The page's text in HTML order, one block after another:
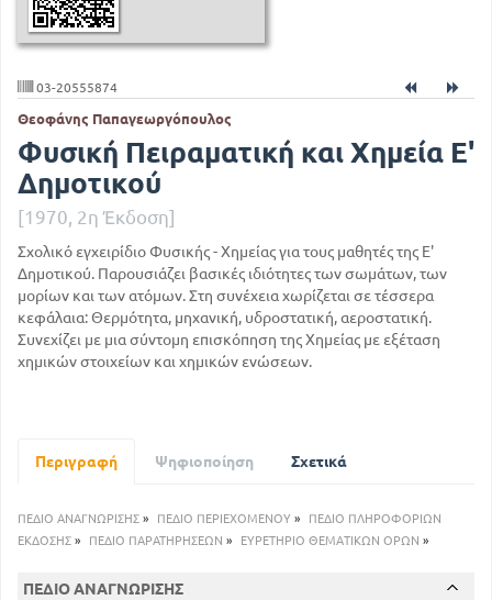
03-20555874
Θεοφάνης Παπαγεωργόπουλος
Φυσική Πειραματική και Χημεία Ε'
Δημοτικού
[1970, 2η Έκδοση]
Σχολικό εγχειρίδιο Φυσικής - Χημείας για τους μαθητές της Ε'
Δημοτικού. Παρουσιάζει βασικές ιδιότητες των σωμάτων, των
μορίων και των ατόμων. Στη συνέχεια χωρίζεται σε τέσσερα
κεφάλαια: Θερμότητα, μηχανική, υδροστατική, αεροστατική.
Συνεχίζει με μια σύντομη επισκόπηση της Χημείας με εξέταση
χημικών στοιχείων και χημικών ενώσεων.
Περιγραφή Ψηφιοποίηση Σχετικά
ΠΕΔΙΟ ΑΝΑΓΝΩΡΙΣΗΣ » ΠΕΔΙΟ ΠΕΡΙΕΧΟΜΕΝΟΥ »
ΠΕΔΙΟ ΠΛΗΡΟΦΟΡΙΩΝ
ΕΚΔΟΣΗΣ » ΠΕΔΙΟ ΠΑΡΑΤΗΡΗΣΕΩΝ » ΕΥΡΕΤΗΡΙΟ ΘΕΜΑΤΙΚΩΝ ΟΡΩΝ »
ΠΕΔΙΟ ΑΝΑΓΝΩΡΙΣΗΣ